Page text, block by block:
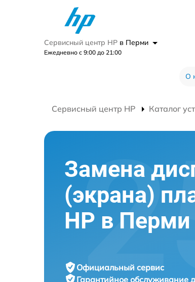
Сервисный центр HP в Перми
Ежедневно с 9:00 до 21:00
О
Сервисный центр HP Каталог
Замена
(экрана)
HP в Перми
Официальный сервис
Гарантийное обслуживание